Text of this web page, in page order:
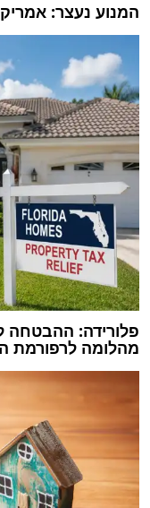
המנוע נעצר: אמריקה איבדה 23
פלורידה: ההבטחה
מהלומה לרפורמת